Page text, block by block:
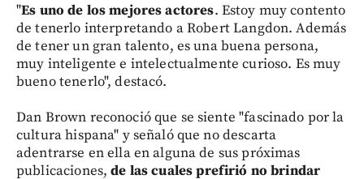
"Es uno de los mejores actores. Estoy muy contento
de tenerlo interpretando a Robert Langdon. Además
de tener un gran talento, es una buena persona,
muy inteligente e intelectualmente curioso. Es muy
bueno tenerlo", destacó.
Dan Brown reconoció que se siente "fascinado por la
cultura hispana" y señaló que no descarta
adentrarse en ella en alguna de sus próximas
publicaciones,de las cuales prefirió no brindar